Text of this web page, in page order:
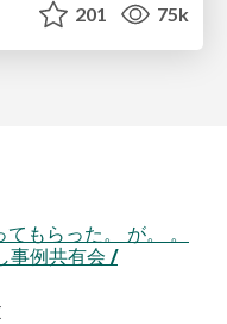
201 75k
もらった。 が。 。
事例共有会 /